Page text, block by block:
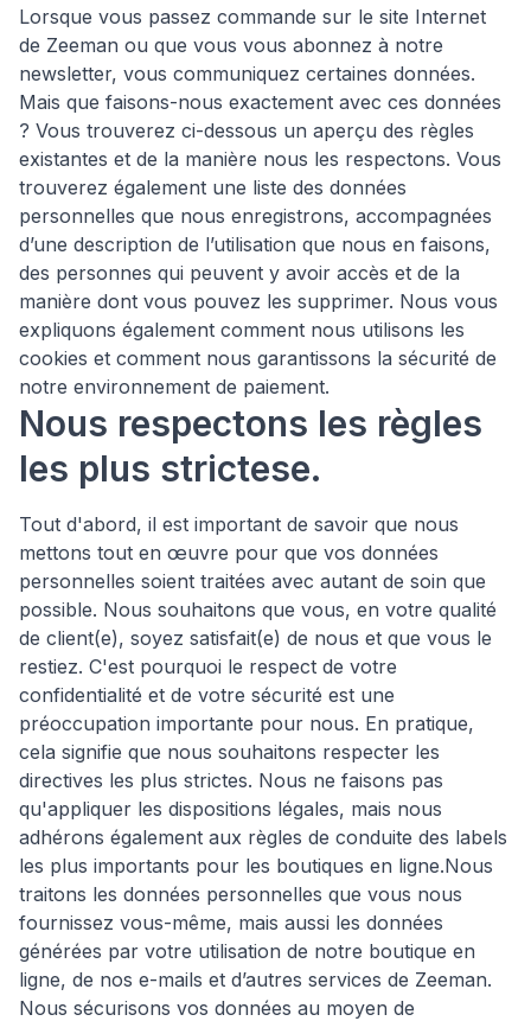
Lorsque vous passez commande sur le site Internet
de Zeeman ou que vous vous abonnez à notre
newsletter, vous communiquez certaines données.
Mais que faisons-nous exactement avec ces données
? Vous trouverez ci-dessous un aperçu des règles
existantes et de la manière nous les respectons. Vous
trouverez également une liste des données
personnelles que nous enregistrons, accompagnées
d’une description de l’utilisation que nous en faisons,
des personnes qui peuvent y avoir accès et de la
manière dont vous pouvez les supprimer. Nous vous
expliquons également comment nous utilisons les
cookies et comment nous garantissons la sécurité de
notre environnement de paiement.
Nous respectons les règles
les plus strictese.
Tout d'abord, il est important de savoir que nous
mettons tout en œuvre pour que vos données
personnelles soient traitées avec autant de soin que
possible. Nous souhaitons que vous, en votre qualité
de client(e), soyez satisfait(e) de nous et que vous le
restiez. C'est pourquoi le respect de votre
confidentialité et de votre sécurité est une
préoccupation importante pour nous. En pratique,
cela signifie que nous souhaitons respecter les
directives les plus strictes. Nous ne faisons pas
qu'appliquer les dispositions légales, mais nous
adhérons également aux règles de conduite des labels
les plus importants pour les boutiques en ligne.Nous
traitons les données personnelles que vous nous
fournissez vous-même, mais aussi les données
générées par votre utilisation de notre boutique en
ligne, de nos e-mails et d’autres services de Zeeman.
Nous sécurisons vos données au moyen de